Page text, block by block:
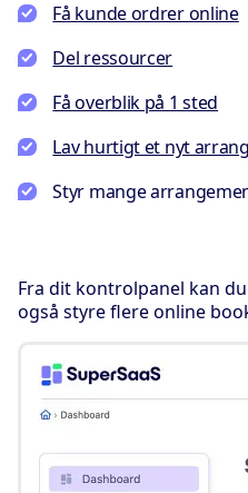
Få kunde ordrer online
Del ressourcer
Få overblik på 1 sted
Lav hurtigt et nyt
Styr mange
Fra dit kontrolpanel kan
også styre flere online